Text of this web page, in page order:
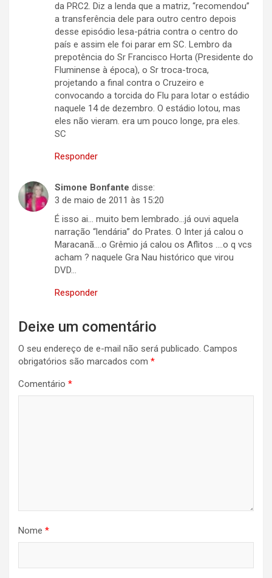
da PRC2. Diz a lenda que a matriz, “recomendou”
a transferência dele para outro centro depois
desse episódio lesa-pátria contra o centro do
país e assim ele foi parar em SC. Lembro da
prepotência do Sr Francisco Horta (Presidente do
Fluminense à época), o Sr troca-troca,
projetando a final contra o Cruzeiro e
convocando a torcida do Flu para lotar o estádio
naquele 14 de dezembro. O estádio lotou, mas
eles não vieram. era um pouco longe, pra eles.
SC
Responder
Simone Bonfante disse:
3 de maio de 2011 às 15:20
É isso ai… muito bem lembrado…já ouvi aquela
narração “lendária” do Prates. O Inter já calou o
Maracanã….o Grêmio já calou os Aflitos ….o q vcs
acham ? naquele Gra Nau histórico que virou
DVD…
Responder
Deixe um comentário
O seu endereço de e-mail não será publicado. Campos
obrigatórios são marcados com *
Comentário *
Nome *